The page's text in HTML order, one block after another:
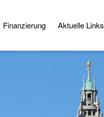
Finanzierung Aktuelle Links